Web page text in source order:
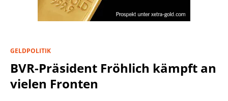
GELDPOLITIK
BVR-Präsident Fröhlich kämpft an
vielen Fronten